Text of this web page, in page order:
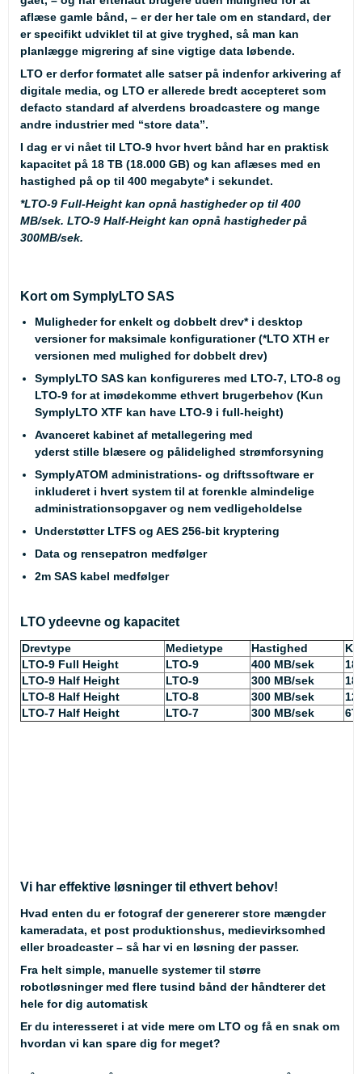
aflæse gamle bånd, – er der her tale om en standard, der
er specifikt udviklet til at give tryghed, så man kan
planlægge migrering af sine vigtige data løbende.
LTO er derfor formatet alle satser på indenfor arkivering af
digitale media, og LTO er allerede bredt accepteret som
defacto standard af alverdens broadcastere og mange
andre industrier med “store data”.
I dag er vi nået til LTO-9 hvor hvert bånd har en praktisk
kapacitet på 18 TB (18.000 GB) og kan aflæses med en
hastighed på op til 400 megabyte* i sekundet.
*LTO-9 Full-Height kan opnå hastigheder op til 400
MB/sek. LTO-9 Half-Height kan opnå hastigheder på
300MB/sek.
Kort om SymplyLTO SAS
Muligheder for enkelt og dobbelt drev* i desktop
versioner for maksimale konfigurationer (*LTO XTH er
versionen med mulighed for dobbelt drev)
SymplyLTO SAS kan konfigureres med LTO-7, LTO-8 og
LTO-9 for at imødekomme ethvert brugerbehov (Kun
SymplyLTO XTF kan have LTO-9 i full-height)
Avanceret kabinet af metallegering med
yderst stille blæsere og pålidelighed strømforsyning
SymplyATOM administrations- og driftssoftware er
inkluderet i hvert system til at forenkle almindelige
administrationsopgaver og nem vedligeholdelse
Understøtter LTFS og AES 256-bit kryptering
Data og rensepatron medfølger
2m SAS kabel medfølger
LTO ydeevne og kapacitet
Drevtype Medietype Hastighed
LTO-9 Full Height
LTO-9 400 MB/sek
LTO-9 Half Height
LTO-9 300 MB/sek
LTO-8 Half Height
LTO-8 300 MB/sek
LTO-7 Half Height
LTO-7 300 MB/sek
Vi har effektive løsninger til ethvert behov!
Hvad enten du er fotograf der genererer store mængder
kameradata, et post produktionshus, medievirksomhed
eller broadcaster – så har vi en løsning der passer.
Fra helt simple, manuelle systemer til større
robotløsninger med flere tusind bånd der håndterer det
hele for dig automatisk
Er du interesseret i at vide mere om LTO og få en snak om
hvordan vi kan spare dig for meget?